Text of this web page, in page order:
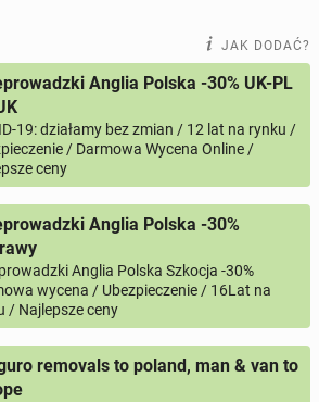
JAK DODAĆ?
Anglia Polska -30% UK-PL
19: działamy bez zmian / 12 lat na rynku /
/ Darmowa Wycena Online /
ceny
Anglia Polska -30%
Anglia Polska Szkocja -30%
wycena / Ubezpieczenie / 16Lat na
/ Najlepsze ceny
removals to poland, man & van to